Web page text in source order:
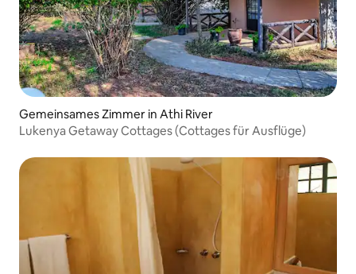
Gemeinsames Zimmer in Athi River
Lukenya Getaway Cottages (Cottages für Ausflüge)